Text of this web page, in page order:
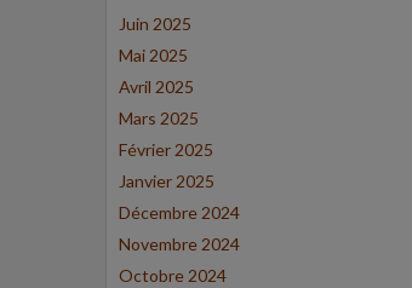
Juin 2025
Mai 2025
Avril 2025
Mars 2025
Février 2025
Janvier 2025
Décembre 2024
Novembre 2024
Octobre 2024